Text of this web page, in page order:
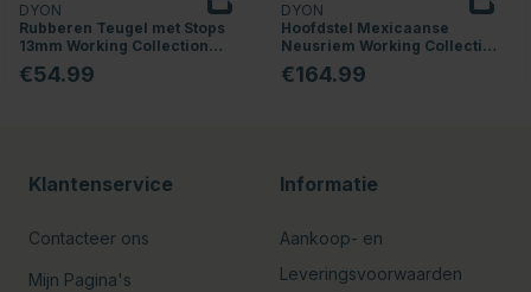
DYON
Rubberen Teugel met Stops
13mm Working Collection
Bruin
€54.99
DYON
Hoofdstel Mexicaanse
Neusriem Working Collection
Bruin
€164.99
Klantenservice
Contacteer ons
Mijn Pagina's
Informatie
Aankoop- en
Leveringsvoorwaarden